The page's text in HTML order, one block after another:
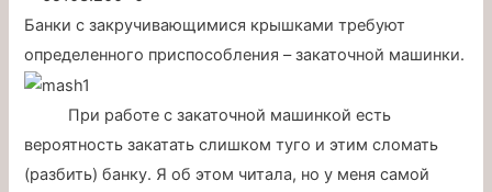
Банки с закручивающимися крышками требуют
определенного приспособления – закаточной машинки.
При работе с закаточной машинкой есть
вероятность закатать слишком туго и этим сломать
(разбить) банку. Я об этом читала, но у меня самой